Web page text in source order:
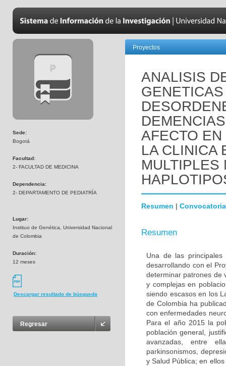
Sede:
Bogotá
Facultad:
2- FACULTAD DE MEDICINA
Dependencia:
2- DEPARTAMENTO DE PEDIATRÍA
Lugar:
Instituo de Genética, Universidad Nacional
de Colombia
Duración:
12 meses
Descargar resultado de búsqueda
Regresar
Proyectos
ANALISIS
AFECTO
LA CLINICA
MULTIPLES
Resumen | Convocatoria
Resumen
Una de las
desarrollando con el
determinar patrones de
y complejas en
siendo escasos en los
de Colombia ha
con enfermedades
Para el año 2015 la
población general,
avanzadas, entre
parkinsonismos,
y Salud Pública; en